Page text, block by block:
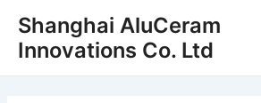
content
Shanghai AluCeram
Innovations Co. Ltd